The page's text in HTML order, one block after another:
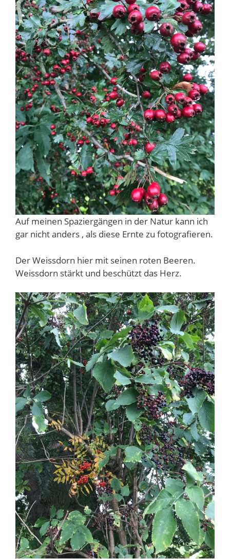
Auf meinen Spaziergängen in der Natur kann ich
gar nicht anders , als diese Ernte zu fotografieren.
Der Weissdorn hier mit seinen roten Beeren.
Weissdorn stärkt und beschützt das Herz.